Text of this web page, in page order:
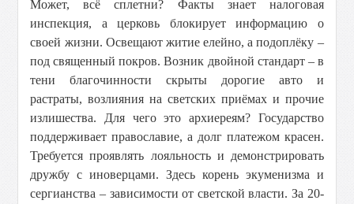
Может, всё сплетни? Факты знает налоговая
инспекция, а церковь блокирует информацию о
своей жизни. Освещают житие елейно, а подоплёку –
под священный покров. Возник двойной стандарт – в
тени благочинности скрыты дорогие авто и
растраты, возлияния на светских приёмах и прочие
излишества. Для чего это архиереям? Государство
поддерживает православие, а долг платежом красен.
Требуется проявлять лояльность и демонстрировать
дружбу с иноверцами. Здесь корень экуменизма и
сергианства – зависимости от светской власти. За 20-